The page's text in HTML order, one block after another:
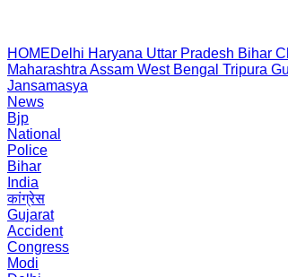
HOMEDelhi Haryana Uttar Pradesh Bihar
Maharashtra Assam West Bengal Tripura
Jansamasya
News
Bjp
National
Police
Bihar
India
कांग्रेस
Gujarat
Accident
Congress
Modi